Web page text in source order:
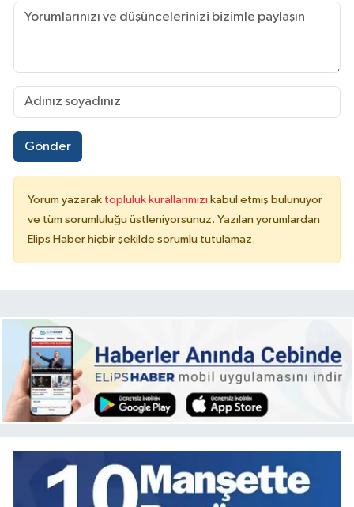
Gönder
Yorum yazarak topluluk kurallarımızı kabul etmiş bulunuyor
ve tüm sorumluluğu üstleniyorsunuz. Yazılan yorumlardan
Elips Haber hiçbir şekilde sorumlu tutulamaz.